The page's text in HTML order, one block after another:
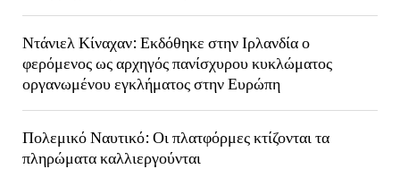
Ντάνιελ Κίναχαν: Εκδόθηκε στην Ιρλανδία ο
φερόμενος ως αρχηγός πανίσχυρου κυκλώματος
οργανωμένου εγκλήματος στην Ευρώπη
Πολεμικό Ναυτικό: Οι πλατφόρμες κτίζονται τα
πληρώματα καλλιεργούνται